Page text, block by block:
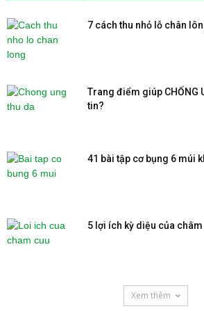
7 cách thu nhỏ lỗ chân
Trang điểm giúp CHỐNG
tin?
41 bài tập cơ bụng 6 múi
5 lợi ích kỳ diệu của
Xem thêm